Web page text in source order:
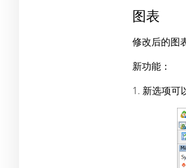
图表
修改后的图
新功能：
1. 新选项可